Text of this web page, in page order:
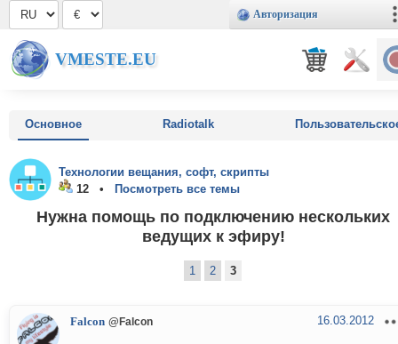
Авторизация
VMESTE.EU
Основное Radiotalk
Технологии вещания, софт, скрипты
12 •
Посмотреть все темы
Нужна помощь по подключению нескольких
ведущих к эфиру!
1 2 3
Falcon @Falcon 16.03.2012